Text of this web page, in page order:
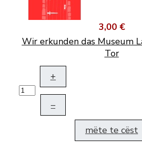
3,00 €
Wir erkunden das Museum
Tor
+
–
mëte te cëst